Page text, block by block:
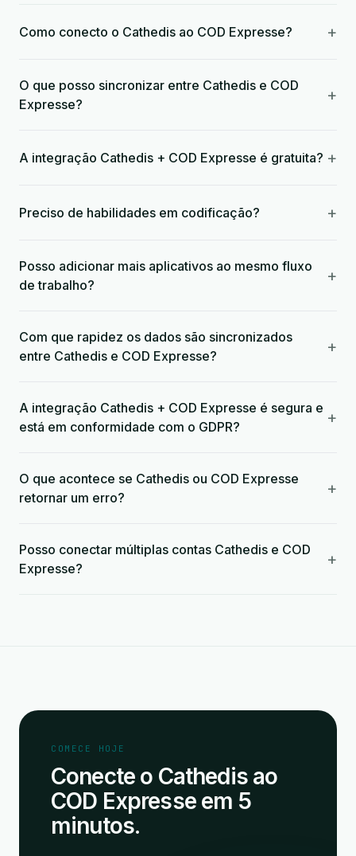
Como conecto o Cathedis ao COD Expresse? +
O que posso sincronizar entre Cathedis e COD
Expresse?
+
A integração Cathedis + COD Expresse é gratuita? +
Preciso de habilidades em codificação? +
Posso adicionar mais aplicativos ao mesmo fluxo
de trabalho?
+
Com que rapidez os dados são sincronizados
entre Cathedis e COD Expresse?
+
A integração Cathedis + COD Expresse é segura e
está em conformidade com o GDPR?
+
O que acontece se Cathedis ou COD Expresse
retornar um erro?
+
Posso conectar múltiplas contas Cathedis e COD
Expresse?
+
COMECE HOJE
Conecte o Cathedis ao
COD Expresse em 5
minutos.